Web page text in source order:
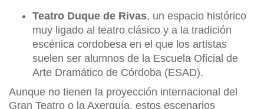
Teatro Duque de Rivas, un espacio histórico
muy ligado al teatro clásico y a la tradición
escénica cordobesa en el que los artistas
suelen ser alumnos de la Escuela Oficial de
Arte Dramático de Córdoba (ESAD).
Aunque no tienen la proyección internacional del
Gran Teatro o la Axerquía, estos escenarios